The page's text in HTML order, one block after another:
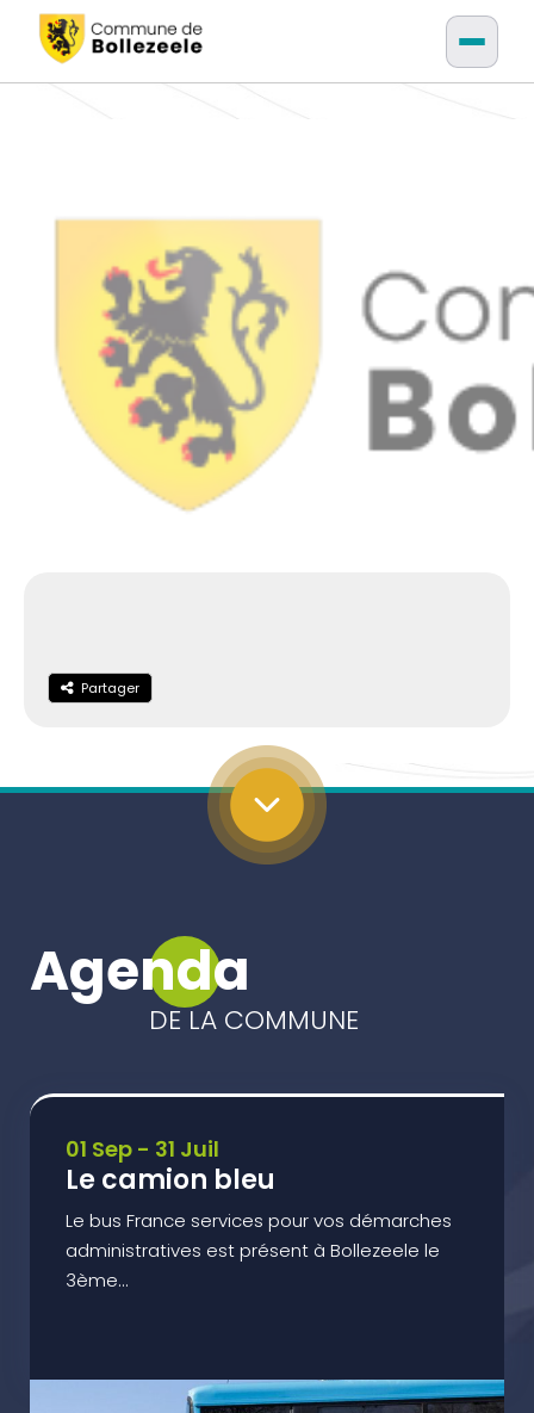
Partager
Partager
Agenda
DE LA COMMUNE
01 Sep - 31 Juil
Le camion bleu
Le bus France services pour vos démarches
administratives est présent à Bollezeele le
3ème...